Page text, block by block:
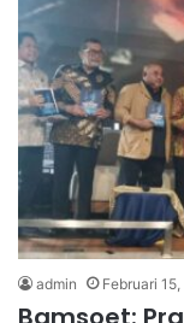
admin Februari